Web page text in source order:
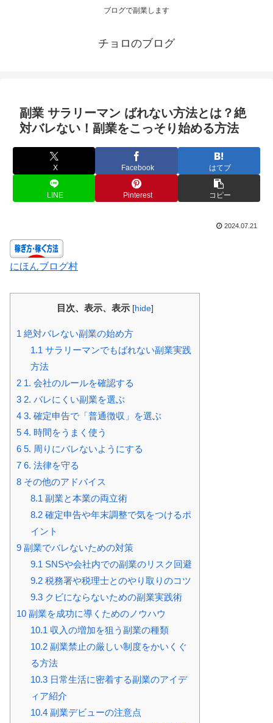
ブログで副業します
チョロのブログ
副業 サラリーマン ばれない方法とは？絶
対バレない！副業をこっそり始める方法
X Facebook はてブ
LINE Pinterest コピー
2024.07.21
にほんブログ村
目次、表示、表示 [hide]
1 絶対バレない副業の始め方
1.1 サラリーマンでもばれない副業実践
方法
2 1. 会社のルールを確認する
3 2. バレにくい副業を選ぶ
4 3. 確定申告で「普通徴収」を選ぶ
5 4. 時間をうまく使う
6 5. 周りにバレないようにする
7 6. 法律を守る
8 その他のアドバイス
8.1 副業と本業の両立術
8.2確定申告や年末調整で気をつけるポ
イント
9 副業でバレないための対策
9.1 SNSや会社内での副業のリスク回避
9.2税務署や税理士とのやり取りのコツ
9.3クビにならないための副業実践術
10 副業を成功に導くためのノウハウ
10.1 収入の増加を狙う副業の種類
10.2副業禁止の厳しい制度をかいくぐ
る方法
10.3日常生活に密着する副業のアイデ
ィア紹介
10.4副業デビューの注意点